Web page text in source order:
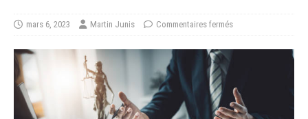
mars 6, 2023 Martin Junis Commentaires fermés